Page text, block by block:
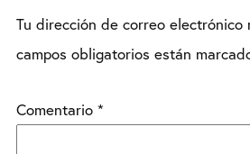
Tu dirección de correo electrónico
campos obligatorios están
Comentario *